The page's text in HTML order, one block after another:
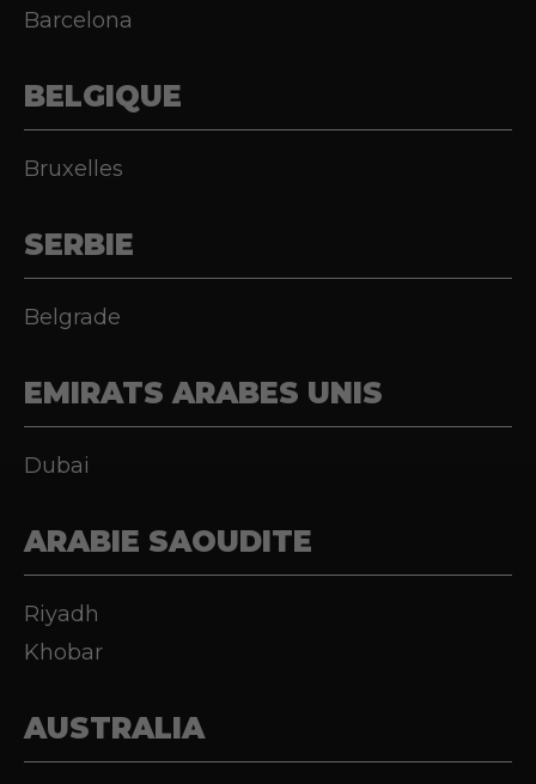
Barcelona
BELGIQUE
Bruxelles
SERBIE
Belgrade
EMIRATS ARABES UNIS
Dubai
ARABIE SAOUDITE
Riyadh
Khobar
AUSTRALIA